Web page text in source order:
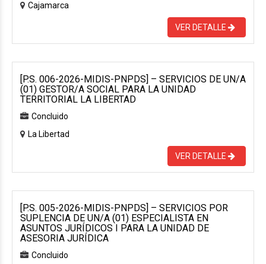
Cajamarca
VER DETALLE
[P.S. 006-2026-MIDIS-PNPDS] – SERVICIOS DE UN/A
(01) GESTOR/A SOCIAL PARA LA UNIDAD
TERRITORIAL LA LIBERTAD
Concluido
La Libertad
VER DETALLE
[P.S. 005-2026-MIDIS-PNPDS] – SERVICIOS POR
SUPLENCIA DE UN/A (01) ESPECIALISTA EN
ASUNTOS JURÍDICOS I PARA LA UNIDAD DE
ASESORIA JURÍDICA
Concluido